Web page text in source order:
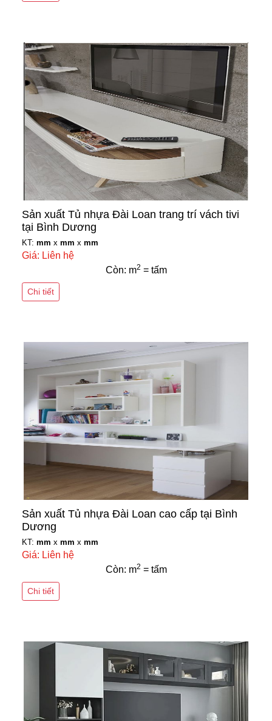
Sản xuất Tủ nhựa Đài Loan trang trí vách tivi
tại Bình Dương
KT: mm x mm x mm
Giá: Liên hệ
Còn: m2 = tấm
Chi tiết
Sản xuất Tủ nhựa Đài Loan cao cấp tại Bình
Dương
KT: mm x mm x mm
Giá: Liên hệ
Còn: m2 = tấm
Chi tiết